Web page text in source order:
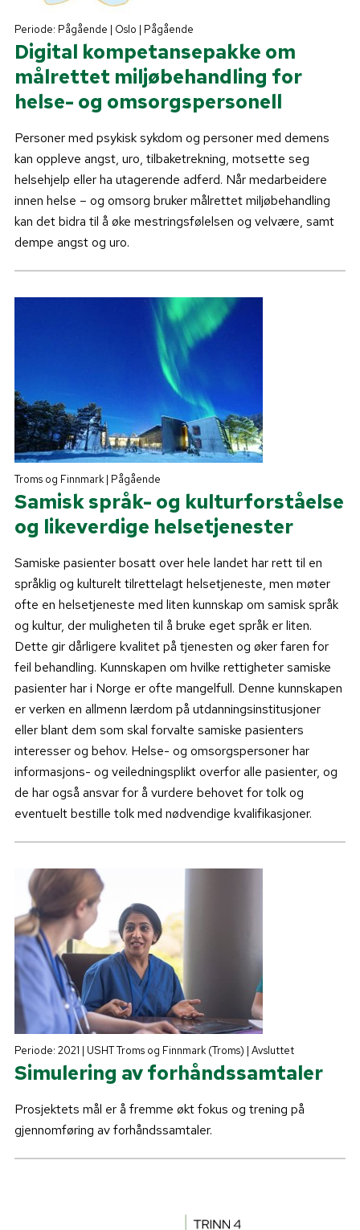
Periode: Pågående | Oslo | Pågående
Digital kompetansepakke om
målrettet miljøbehandling for
helse- og omsorgspersonell
Personer med psykisk sykdom og personer med demens
kan oppleve angst, uro, tilbaketrekning, motsette seg
helsehjelp eller ha utagerende adferd. Når medarbeidere
innen helse – og omsorg bruker målrettet miljøbehandling
kan det bidra til å øke mestringsfølelsen og velvære, samt
dempe angst og uro.
Troms og Finnmark | Pågående
Samisk språk- og kulturforståelse
og likeverdige helsetjenester
Samiske pasienter bosatt over hele landet har rett til en
språklig og kulturelt tilrettelagt helsetjeneste, men møter
ofte en helsetjeneste med liten kunnskap om samisk språk
og kultur, der muligheten til å bruke eget språk er liten.
Dette gir dårligere kvalitet på tjenesten og øker faren for
feil behandling. Kunnskapen om hvilke rettigheter samiske
pasienter har i Norge er ofte mangelfull. Denne kunnskapen
er verken en allmenn lærdom på utdanningsinstitusjoner
eller blant dem som skal forvalte samiske pasienters
interesser og behov. Helse- og omsorgspersoner har
informasjons- og veiledningsplikt overfor alle pasienter, og
de har også ansvar for å vurdere behovet for tolk og
eventuelt bestille tolk med nødvendige kvalifikasjoner.
Periode: 2021 | USHT Troms og Finnmark (Troms) | Avsluttet
Simulering av forhåndssamtaler
Prosjektets mål er å fremme økt fokus og trening på
gjennomføring av forhåndssamtaler.